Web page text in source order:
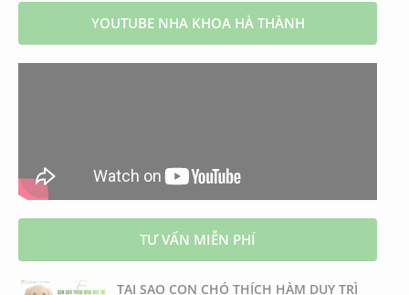
YOUTUBE NHA KHOA HÀ THÀNH
TƯ VẤN MIỄN PHÍ
TẠI SAO CON CHÓ THÍCH HÀM DUY TRÌ